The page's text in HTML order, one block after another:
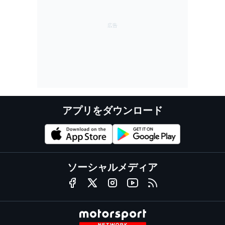
アプリをダウンロード
ソーシャルメディア